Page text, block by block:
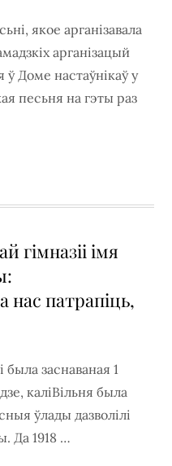
якое арганізавала
арганізацый
ў Доме настаўнікаў у
песьня на гэты раз
гімназіі імя
нас патрапіць,
была заснаваная 1
каліВільня была
ўлады дазволілі
Да 1918 …